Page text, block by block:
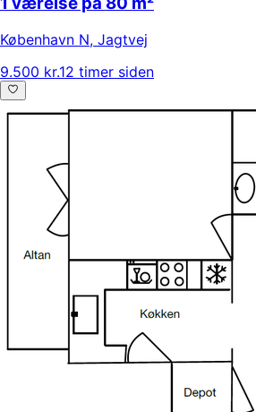
København N, Jagtvej
9.500 kr.12 timer siden